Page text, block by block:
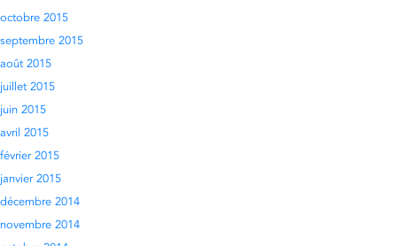
octobre 2015
septembre 2015
août 2015
juillet 2015
juin 2015
avril 2015
février 2015
janvier 2015
décembre 2014
novembre 2014